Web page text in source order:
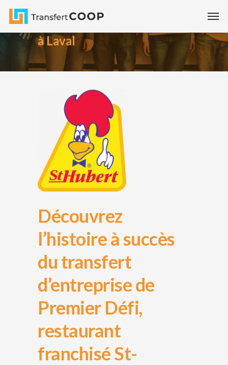
Cas à succès - Premier Défi
à Laval
Découvrez
l’histoire à succès
du transfert
d’entreprise de
Premier Défi,
restaurant
franchisé St-